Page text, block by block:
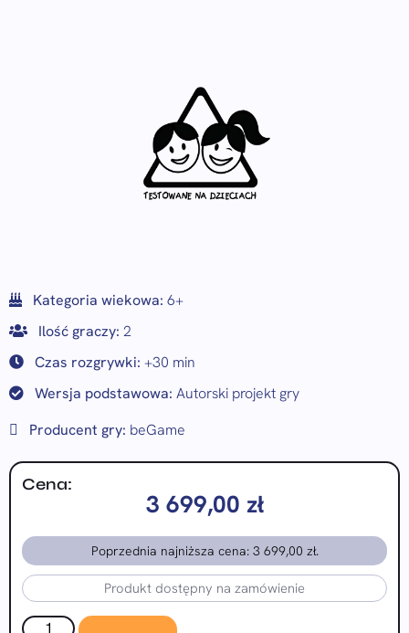
Kategoria wiekowa: 6+
Ilość graczy: 2
Czas rozgrywki: +30 min
Wersja podstawowa: Autorski projekt gry
Producent gry: beGame
Cena:
3 699,00 zł
Poprzednia najniższa cena: 3 699,00 zł.
Produkt dostępny na zamówienie